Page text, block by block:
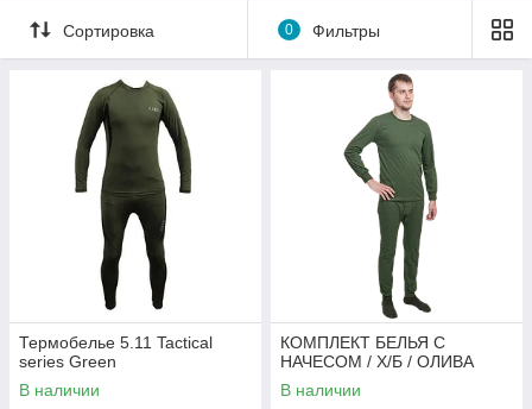
Сортировка 0 Фильтры
Термобелье 5.11 Tactical
series Green
В наличии
КОМПЛЕКТ БЕЛЬЯ С
НАЧЕСОМ / Х/Б / ОЛИВА
В наличии